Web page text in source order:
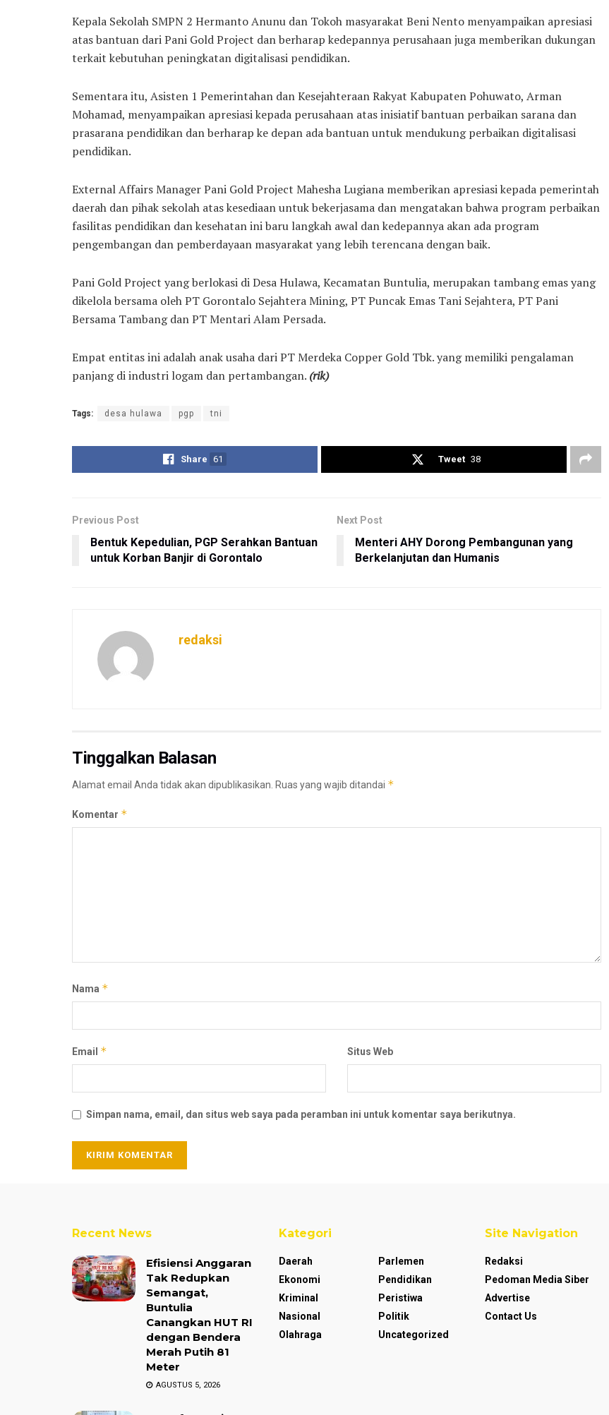
Kepala Sekolah SMPN 2 Hermanto Anunu dan Tokoh masyarakat Beni Nento menyampaikan apresiasi
atas bantuan dari Pani Gold Project dan berharap kedepannya perusahaan juga memberikan dukungan
terkait kebutuhan peningkatan digitalisasi pendidikan.
Sementara itu, Asisten 1 Pemerintahan dan Kesejahteraan Rakyat Kabupaten Pohuwato, Arman
Mohamad, menyampaikan apresiasi kepada perusahaan atas inisiatif bantuan perbaikan sarana dan
prasarana pendidikan dan berharap ke depan ada bantuan untuk mendukung perbaikan digitalisasi
pendidikan.
External Affairs Manager Pani Gold Project Mahesha Lugiana memberikan apresiasi kepada pemerintah
daerah dan pihak sekolah atas kesediaan untuk bekerjasama dan mengatakan bahwa program perbaikan
fasilitas pendidikan dan kesehatan ini baru langkah awal dan kedepannya akan ada program
pengembangan dan pemberdayaan masyarakat yang lebih terencana dengan baik.
Pani Gold Project yang berlokasi di Desa Hulawa, Kecamatan Buntulia, merupakan tambang emas yang
dikelola bersama oleh PT Gorontalo Sejahtera Mining, PT Puncak Emas Tani Sejahtera, PT Pani
Bersama Tambang dan PT Mentari Alam Persada.
Empat entitas ini adalah anak usaha dari PT Merdeka Copper Gold Tbk. yang memiliki pengalaman
panjang di industri logam dan pertambangan. (rik)
Tags: desa hulawa pgp tni
Share 61 Tweet 38
Previous Post
Bentuk Kepedulian, PGP Serahkan Bantuan
untuk Korban Banjir di Gorontalo
Next Post
Menteri AHY Dorong Pembangunan yang
Berkelanjutan dan Humanis
redaksi
Tinggalkan Balasan
Alamat email Anda tidak akan dipublikasikan. Ruas yang wajib ditandai *
Komentar *
Nama *
Email * Situs Web
Simpan nama, email, dan situs web saya pada peramban ini untuk komentar saya berikutnya.
Recent News
Efisiensi Anggaran
Tak Redupkan
Semangat,
Buntulia
Canangkan HUT RI
dengan Bendera
Merah Putih 81
Meter
AGUSTUS 5, 2026
Kategori
Daerah
Ekonomi
Kriminal
Nasional
Olahraga
Parlemen
Pendidikan
Peristiwa
Politik
Uncategorized
Site Navigation
Redaksi
Pedoman Media Siber
Advertise
Contact Us